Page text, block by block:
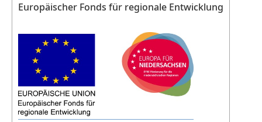
Europäischer Fonds für regionale Entwicklung